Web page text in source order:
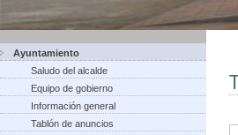
Ayuntamiento
Saludo del alcalde
Equipo de gobierno
Información general
Tablón de anuncios